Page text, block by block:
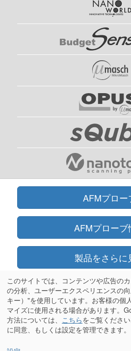
AFMプロー
AFMプローブ
製品をさらに
オンラインシ
情報
このサイトでは、コンテンツや広告の
の分析、ユーザーエクスペリエンスの
キー）"を使用しています。お客様の個
マイズに使用される場合があります。
方法については、 こちらをご覧くださ
に同意、もしくは設定を管理できます。